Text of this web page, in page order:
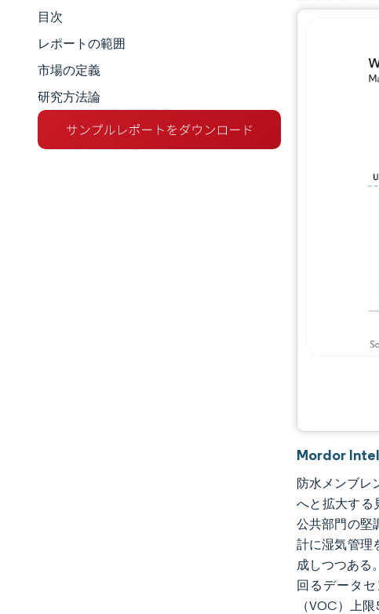
市場規模とシェア
市場分析
トレンドとインサイト
セグメント分析
目次
レポートの範囲
市場の定義
研究方法論
Mordor
防水メンブレ
へと拡大する
公共部門の堅
計に湿気管理
成しつつある
回るデータ
（VOC）上